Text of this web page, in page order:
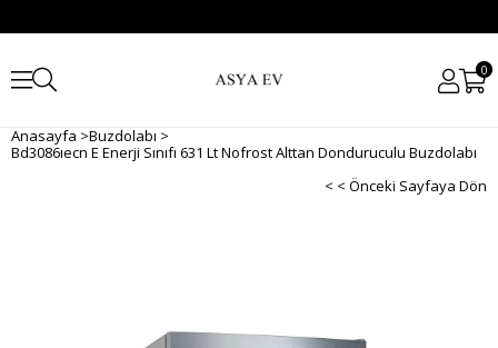
0
Anasayfa >Buzdolabı >
Bd3086ıecn E Enerji Sınıfı 631 Lt Nofrost Alttan Donduruculu Buzdolabı
< < Önceki Sayfaya Dön